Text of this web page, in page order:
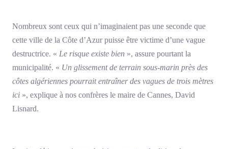
Nombreux sont ceux qui n’imaginaient pas une seconde que
cette ville de la Côte d’Azur puisse être victime d’une vague
destructrice. « Le risque existe bien », assure pourtant la
municipalité. « Un glissement de terrain sous-marin près des
côtes algériennes pourrait entraîner des vagues de trois mètres
ici », explique à nos confrères le maire de Cannes, David
Lisnard.